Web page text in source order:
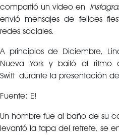
compartió un video en
envió mensajes de felices
redes sociales.
A principios de Diciembre,
Nueva York y bailó al ritmo
Swift durante la presentación
Fuente: E!
Un hombre fue al baño de su
levantó la tapa del retrete, se